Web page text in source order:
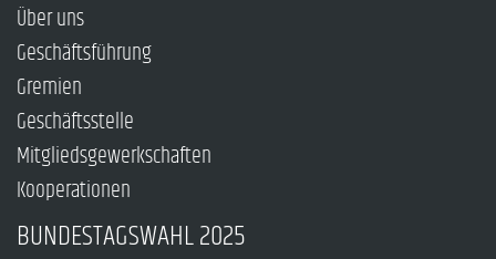
Über uns
Geschäftsführung
Gremien
Geschäftsstelle
Mitgliedsgewerkschaften
Kooperationen
BUNDESTAGSWAHL 2025